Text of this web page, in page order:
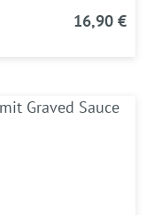
16,90 €